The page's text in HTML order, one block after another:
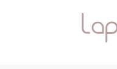
ШКІЛЬНІ РЮКЗАКИ ТА